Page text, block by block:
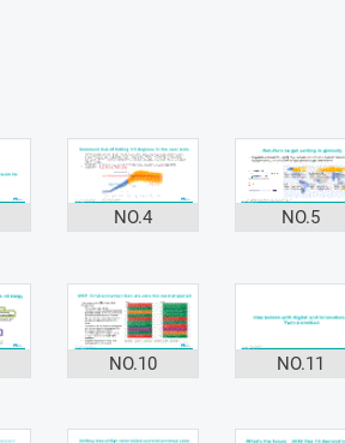
NO.4 NO.5
NO.10 NO.11